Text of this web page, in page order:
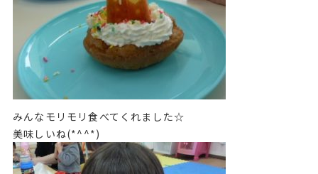
みんなモリモリ食べてくれました☆
美味しいね(*^^*)